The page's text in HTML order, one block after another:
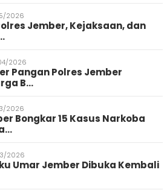
2026
Jember, Kejaksaan, dan
2026
Pangan Polres Jember
B…
2026
Bongkar 15 Kasus Narkoba
2026
Umar Jember Dibuka Kembali